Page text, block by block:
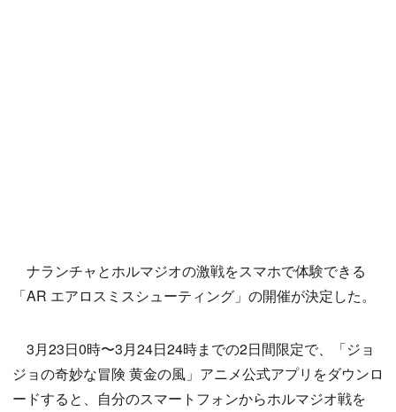
ナランチャとホルマジオの激戦をスマホで体験できる
「AR エアロスミスシューティング」の開催が決定した。
3月23日0時〜3月24日24時までの2日間限定で、「ジョ
ジョの奇妙な冒険 黄金の風」アニメ公式アプリをダウンロ
ードすると、自分のスマートフォンからホルマジオ戦を